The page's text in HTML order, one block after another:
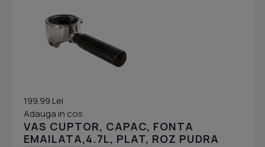
199.99 Lei
Adauga in cos
VAS CUPTOR, CAPAC, FONTA
EMAILATA,4.7L, PLAT, ROZ PUDRA